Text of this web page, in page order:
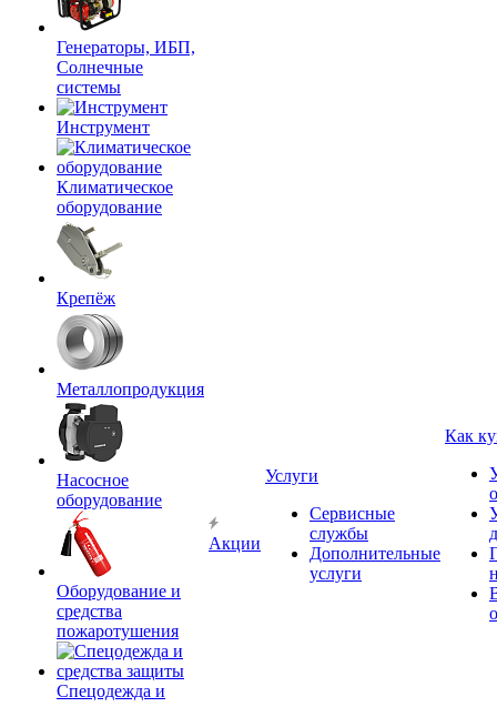
Генераторы, ИБП,
Солнечные
системы
Инструмент
Климатическое
оборудование
Крепёж
Металлопродукция
Насосное
оборудование
Оборудование и
средства
пожаротушения
Спецодежда и
Акции
Услуги
Сервисные
службы
Дополнительные
услуги
Как